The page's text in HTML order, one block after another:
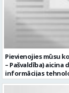
Pievienojies mūsu
– Pašvaldība)
informācijas
Darba vieta: